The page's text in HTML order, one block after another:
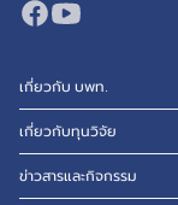
เกี่ยวกับ บพท.
เกี่ยวกับทุนวิจัย
ข่าวสารและกิจกรรม